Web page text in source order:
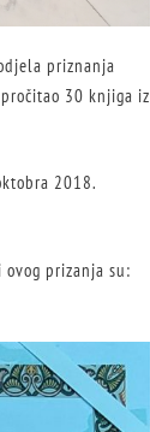
priznanja
30 knjiga iz
2018.
ovog prizanja su: